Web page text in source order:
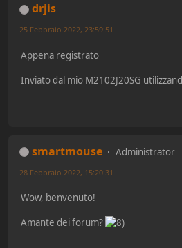
drjis
25 Febbraio 2022, 23:59:51
Appena registrato
Inviato dal mio M2102J20SG
smartmouse
Administrator
28 Febbraio 2022, 15:20:31
Wow, benvenuto!
Amante dei forum?